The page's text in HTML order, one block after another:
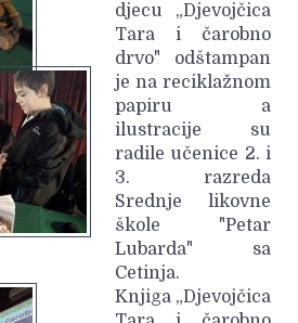
djecu „Djevojčica
Tara i čarobno
drvo" odštampan
je na reciklažnom
papiru a
ilustracije su
radile učenice 2. i
3. razreda
Srednje likovne
škole "Petar
Lubarda" sa
Cetinja.
Knjiga „Djevojčica